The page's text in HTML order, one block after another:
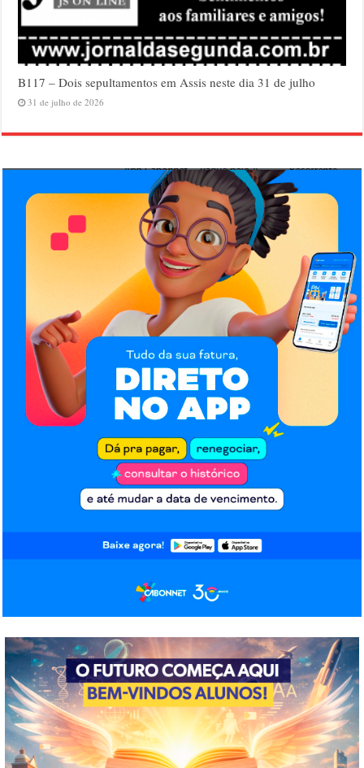
B117 – Dois sepultamentos em Assis neste dia 31 de julho
31 de julho de 2026